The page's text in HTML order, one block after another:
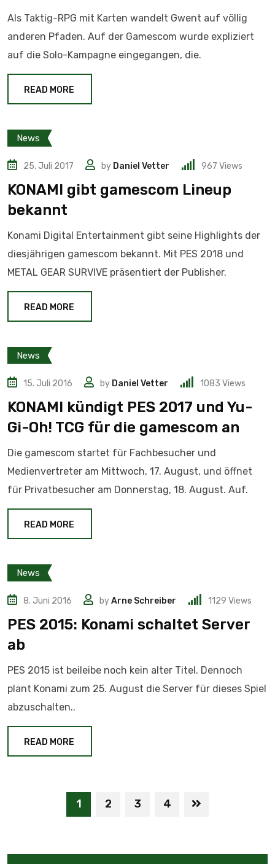
Als Taktig-RPG mit Karten wandelt Gwent auf völlig
anderen Pfaden. Auf der Gamescom wurde expliziert
auf die Solo-Kampagne eingegangen, die.
READ MORE
News
25. Juli 2017 by Daniel Vetter 967 Views
KONAMI gibt gamescom Lineup
bekannt
Konami Digital Entertainment gibt seine Highlights der
diesjährigen gamescom bekannt. Mit PES 2018 und
METAL GEAR SURVIVE präsentiert der Publisher.
READ MORE
News
15. Juli 2016 by Daniel Vetter 1083 Views
KONAMI kündigt PES 2017 und Yu-
Gi-Oh! TCG für die gamescom an
Die gamescom startet für Fachbesucher und
Medienvertreter am Mittwoch, 17. August, und öffnet
für Privatbesucher am Donnerstag, 18. August. Auf.
READ MORE
News
8. Juni 2016 byArne Schreiber 1129 Views
PES 2015: Konami schaltet Server
ab
PES 2015 ist beileibe noch kein alter Titel. Dennoch
plant Konami zum 25. August die Server für dieses Spiel
abzuschalten..
READ MORE
1 2 3 4